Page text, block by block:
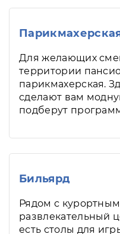
Для желающих
территории
парикмахерская.
сделают вам
подберут
Бильярд
Рядом с
развлекательный
есть столы для